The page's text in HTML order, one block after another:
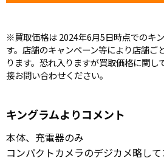
※買取価格は 2024年6月5日時点でのキ
す。店舗のキャンペーン等により店舗ご
ります。恐れ入りますが買取価格に関し
接お問い合わせください。
キングラムよりコメント
本体、充電器のみ
コンパクトカメラのデジカメ略し